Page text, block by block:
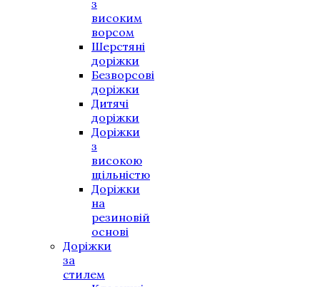
з
високим
ворсом
Шерстяні
доріжки
Безворсові
доріжки
Дитячі
доріжки
Доріжки
з
високою
щільністю
Доріжки
на
резиновій
основі
Доріжки
за
стилем